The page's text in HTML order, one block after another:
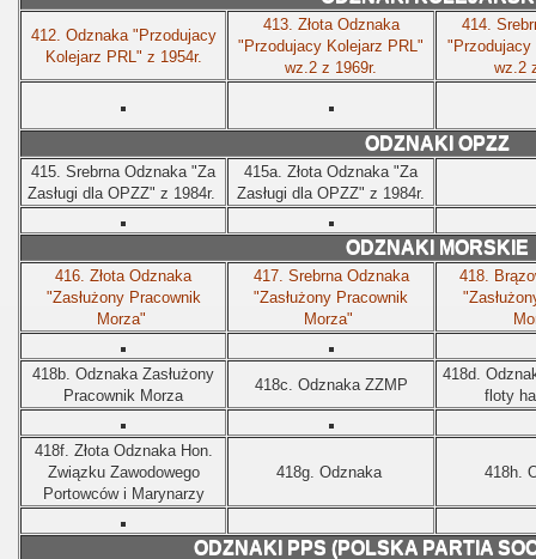
412. Odznaka "Przodujacy
Kolejarz PRL" z 1954r.
413. Złota Odznaka
"Przodujacy Kolejarz PRL"
wz.2 z 1969r.
414.
"Przodujacy
wz.2
ODZNAKI OPZZ
415. Srebrna Odznaka "Za
Zasługi dla OPZZ" z 1984r.
415a. Złota Odznaka "Za
Zasługi dla OPZZ" z 1984r.
ODZNAKI MORSKIE
416. Złota Odznaka
"Zasłużony Pracownik
Morza"
417. Srebrna Odznaka
"Zasłużony Pracownik
Morza"
418.
418b. Odznaka Zasłużony
Pracownik Morza
418c. Odznaka ZZMP
418d.
floty
418f. Złota Odznaka Hon.
Związku Zawodowego
Portowców i Marynarzy
418g. Odznaka 418h.
ODZNAKI PPS (POLSKA PARTIA